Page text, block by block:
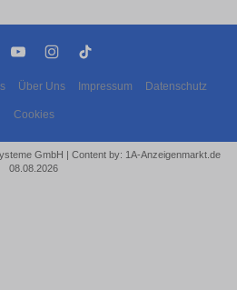
Über Uns Impressum Datenschutz
Cookies
GmbH | Content by: 1A-Anzeigenmarkt.de
08.08.2026